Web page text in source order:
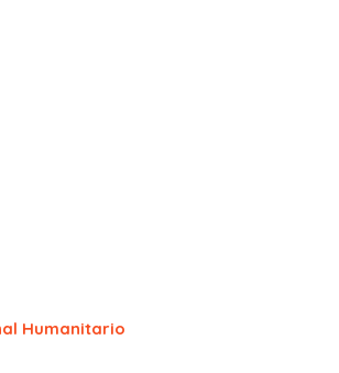
Humanitario